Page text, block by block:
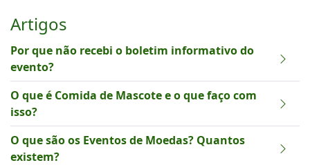
Artigos
Por que não recebi o boletim informativo do
evento?
O que é Comida de Mascote e o que faço com
isso?
O que são os Eventos de Moedas? Quantos
existem?